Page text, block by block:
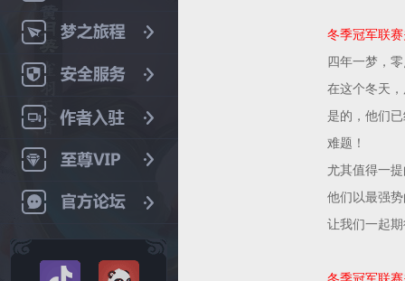
冬季冠军联
四年一梦，
在这个冬天
是的，他们
难题！
尤其值得一
他们以最强
让我们一起